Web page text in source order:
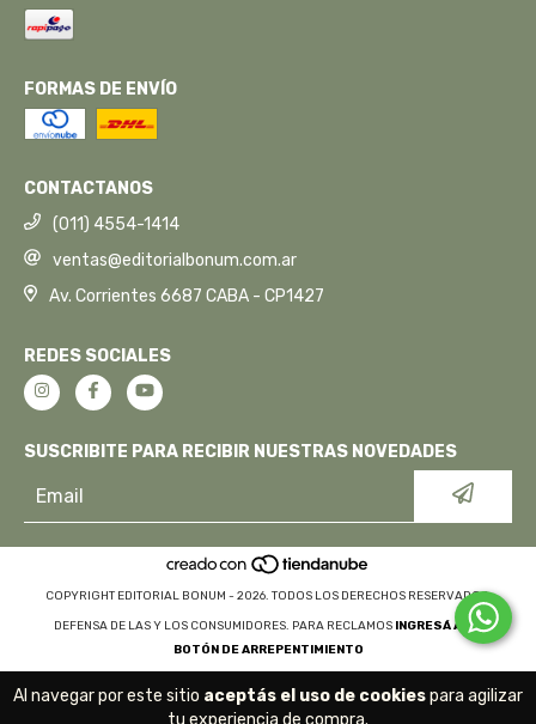
Al navegar por este sitio aceptás el uso de cookiespara agilizar
tu experiencia de compra.
FORMAS DE ENVÍO
CONTACTANOS
(011) 4554-1414
ventas@editorialbonum.com.ar
Av. Corrientes 6687 CABA - CP1427
REDES SOCIALES
SUSCRIBITE PARA RECIBIR NUESTRAS NOVEDADES
COPYRIGHT EDITORIAL BONUM - 2026. TODOS LOS DERECHOS RESERVADOS.
DEFENSA DE LAS Y LOS CONSUMIDORES. PARA RECLAMOS INGRESÁ ACÁ.
BOTÓN DE ARREPENTIMIENTO